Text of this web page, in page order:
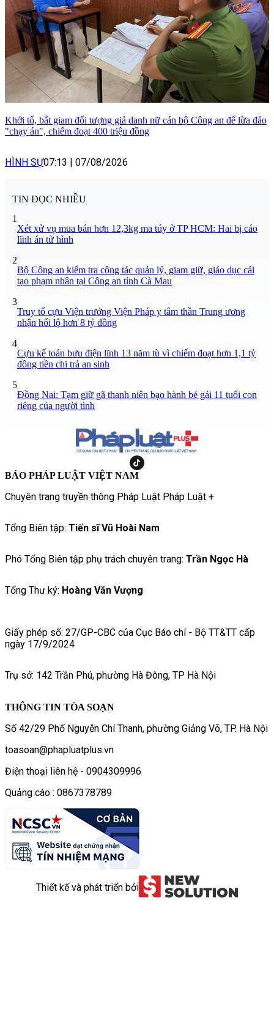
Khởi tố, bắt giam đối tượng giả danh nữ cán bộ Công an để lừa đảo
"chạy án", chiếm đoạt 400 triệu đồng
HÌNH SỰ07:13 | 07/08/2026
TIN ĐỌC NHIỀU
1
Xét xử vụ mua bán hơn 12,3kg ma túy ở TP HCM: Hai bị cáo
lĩnh án tử hình
2
Bộ Công an kiểm tra công tác quản lý, giam giữ, giáo dục cải
tạo phạm nhân tại Công an tỉnh Cà Mau
3
Truy tố cựu Viện trưởng Viện Pháp y tâm thần Trung ương
nhận hối lộ hơn 8 tỷ đồng
4
Cựu kế toán bưu điện lĩnh 13 năm tù vì chiếm đoạt hơn 1,1 tỷ
đồng tiền chi trả an sinh
5
Đồng Nai: Tạm giữ gã thanh niên bạo hành bé gái 11 tuổi con
riêng của người tình
BÁO PHÁP LUẬT VIỆT NAM
Chuyên trang truyền thông Pháp Luật Pháp Luật +
Tổng Biên tập: Tiến sĩ Vũ Hoài Nam
Phó Tổng Biên tập phụ trách chuyên trang: Trần Ngọc Hà
Tổng Thư ký: Hoàng Văn Vượng
Giấy phép số: 27/GP-CBC của Cục Báo chí - Bộ TT&TT cấp
ngày 17/9/2024
Trụ sở: 142 Trần Phú, phường Hà Đông, TP Hà Nội
THÔNG TIN TÒA SOẠN
Số 42/29 Phố Nguyễn Chí Thanh, phường Giảng Võ, TP. Hà Nội
toasoan@phapluatplus.vn
Điện thoại liên hệ - 0904309996
Quảng cáo : 0867378789
Thiết kế và phát triển bởi